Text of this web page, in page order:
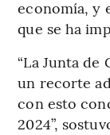
economía, y
que se ha
“La Junta
un recorte
con esto
2024”,